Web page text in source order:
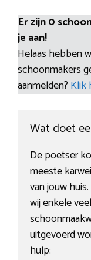
Er zijn 0
je aan!
Helaas hebben
schoonmakers
aanmelden? Klik
Wat doet
De poetser
meeste
van jouw
wij enkele
uitgevoerd
hulp: